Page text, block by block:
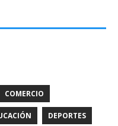
COMERCIO
DEPORTES